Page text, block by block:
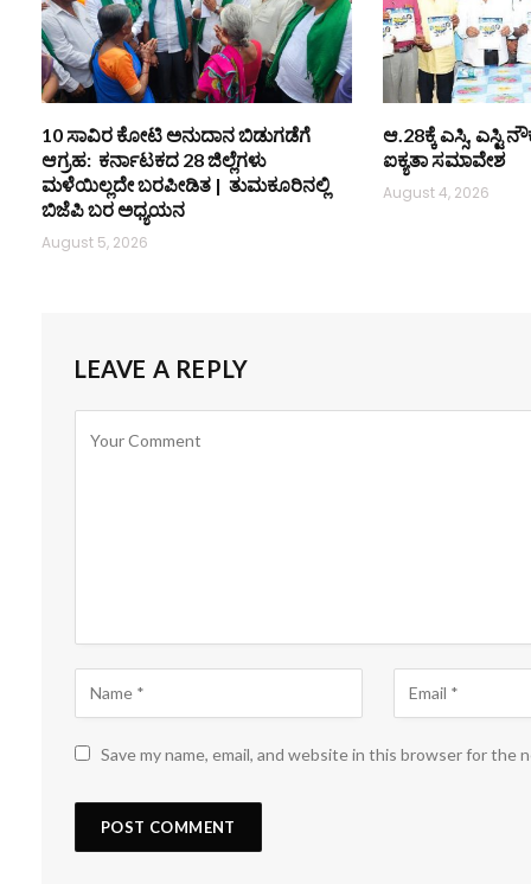
10 ಸಾವಿರ ಕೋಟಿ ಅನುದಾನ ಬಿಡುಗಡೆಗೆ
ಆಗ್ರಹ: ಕರ್ನಾಟಕದ 28 ಜಿಲ್ಲೆಗಳು
ಮಳೆಯಿಲ್ಲದೇ ಬರಪೀಡಿತ | ತುಮಕೂರಿನಲ್ಲಿ
ಬಿಜೆಪಿ ಬರ ಅಧ್ಯಯನ
August 5, 2026
ಆ.28ಕ್ಕೆ ಎಸ್ಸಿ, ಎಸ್ಟಿ
ಐಕ್ಯತಾ ಸಮಾವೇಶ
August 4, 2026
LEAVE A REPLY
Save my name, email, and website in this browser for the